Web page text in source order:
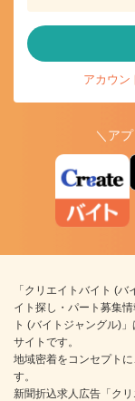
アカウン
＼ア
「クリエイトバイト (
イト探し・パート募集
ト (バイトジャングル)
サイトです。
地域密着をコンセプト
す。
新聞折込求人広告「ク